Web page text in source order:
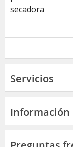
secadora
Servicios